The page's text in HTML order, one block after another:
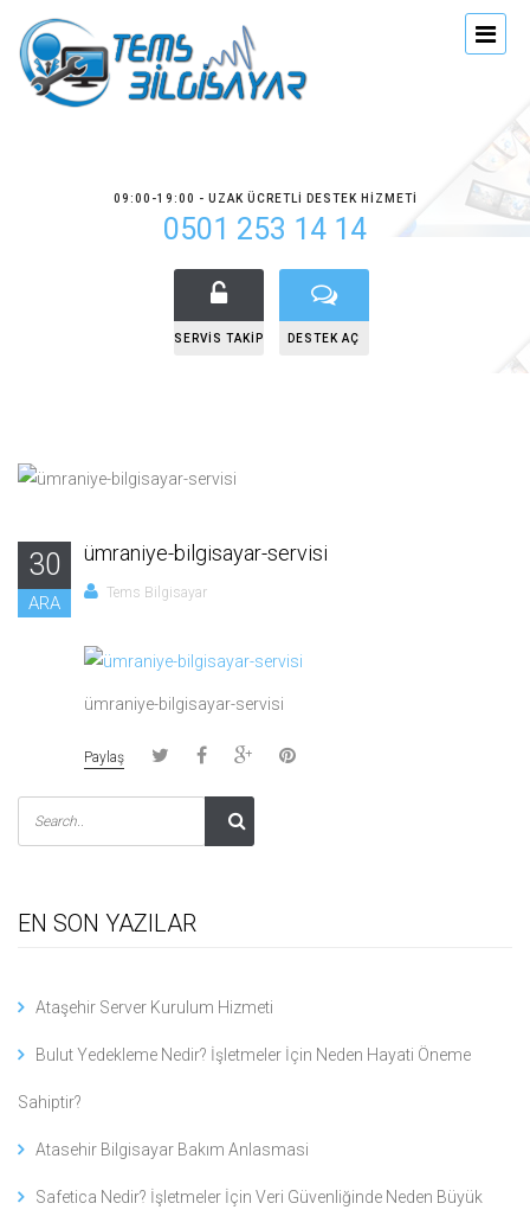
09:00-19:00 - UZAK ÜCRETLI DESTEK HIZMETI
0501 253 14 14
SERVIS TAKIP DESTEK AÇ
30
ARA
ümraniye-bilgisayar-servisi
Tems Bilgisayar
ümraniye-bilgisayar-servisi
Paylaş
EN SON YAZILAR
Ataşehir Server Kurulum Hizmeti
Bulut Yedekleme Nedir? İşletmeler İçin Neden Hayati Öneme
Sahiptir?
Atasehir Bilgisayar Bakım Anlasmasi
Safetica Nedir? İşletmeler İçin Veri Güvenliğinde Neden Büyük